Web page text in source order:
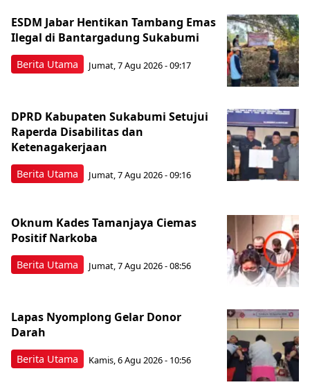
Berita Utama
ESDM Jabar Hentikan Tambang Emas
Ilegal di Bantargadung Sukabumi
Jumat, 7 Agu 2026 - 09:17
Berita Utama
DPRD Kabupaten Sukabumi Setujui
Raperda Disabilitas dan
Ketenagakerjaan
Jumat, 7 Agu 2026 - 09:16
Berita Utama
Oknum Kades Tamanjaya Ciemas
Positif Narkoba
Jumat, 7 Agu 2026 - 08:56
Berita Utama
Lapas Nyomplong Gelar Donor
Darah
Kamis, 6 Agu 2026 - 10:56